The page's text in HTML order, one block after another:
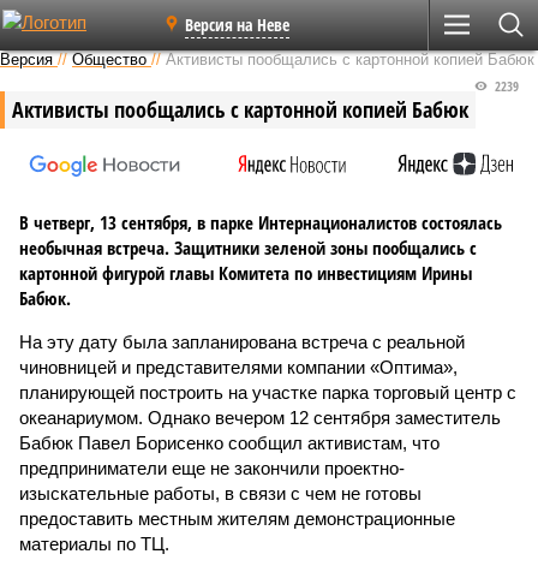
Версия на Неве
Версия //Общество //Активисты пообщались с картонной копией Бабюк
Активисты пообщались с картонной копией Бабюк
2239
В четверг, 13 сентября, в парке Интернационалистов состоялась
необычная встреча. Защитники зеленой зоны пообщались с
картонной фигурой главы Комитета по инвестициям Ирины
Бабюк.
На эту дату была запланирована встреча с реальной
чиновницей и представителями компании «Оптима»,
планирующей построить на участке парка торговый центр с
океанариумом. Однако вечером 12 сентября заместитель
Бабюк Павел Борисенко сообщил активистам, что
предприниматели еще не закончили проектно-
изыскательные работы, в связи с чем не готовы
предоставить местным жителям демонстрационные
материалы по ТЦ.